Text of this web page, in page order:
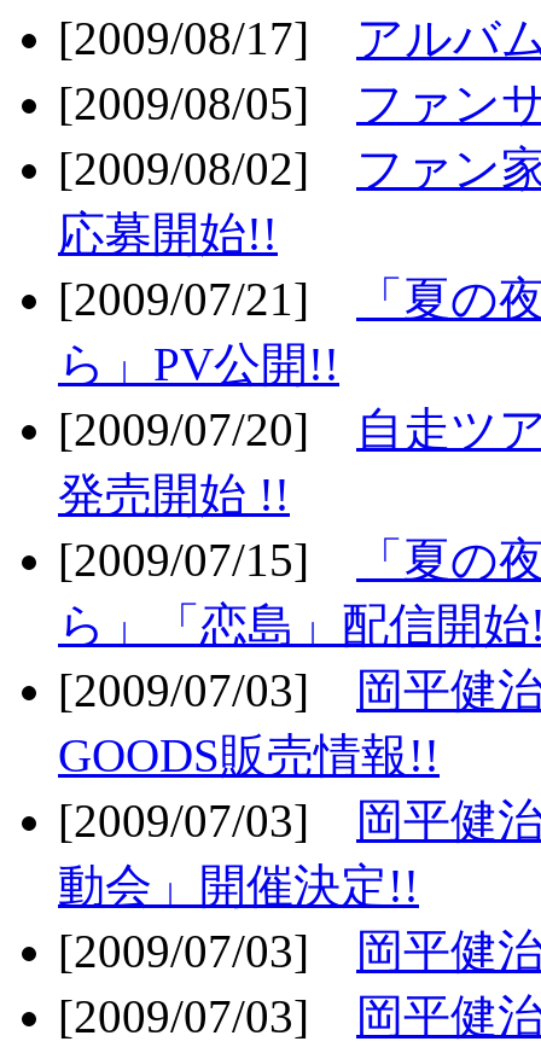
[2009/08/17] アルバ
[2009/08/05] ファン
[2009/08/02] ファン
応募開始!!
[2009/07/21]
「夏の
ら」PV公開!!
[2009/07/20]
自走ツ
発売開始 !!
[2009/07/15]
「夏の
ら」「恋島」配信開
[2009/07/03]
岡平健
GOODS販売情報!!
[2009/07/03]
岡平健
動会」開催決定!!
[2009/07/03]
岡平健
[2009/07/03]
岡平健